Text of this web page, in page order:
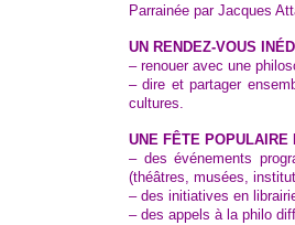
Parrainée par Jacques
UN RENDEZ-VOUS
– renouer avec une
– dire et partager
cultures.
UNE FÊTE POPULAIRE
– des événements
(théâtres, musées,
– des initiatives en
– des appels à la philo